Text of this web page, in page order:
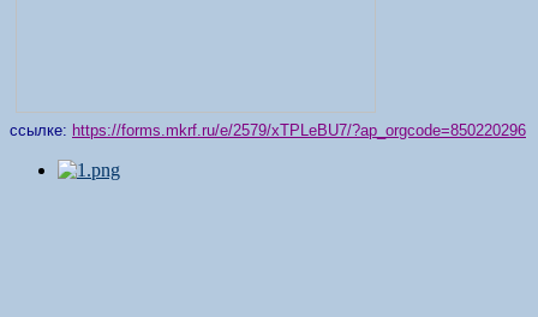
ссылке: https://forms.mkrf.ru/e/2579/xTPLeBU7/?ap_orgcode=850220296